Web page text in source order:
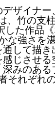
ザイナー
、竹の支
した作品
な強さを
して描
じさせる
みのあ
それぞれ